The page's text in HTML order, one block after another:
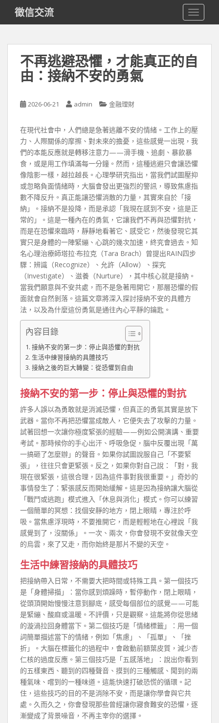
i
徵信交流
不再逃避恐懼，才能真正的自
由：接納不安的勇氣
2026-06-21 admin 金融理財
在現代社會中，人們總是急著逃離不安的情緒。工作上的壓
力、人際關係的摩擦、對未來的擔憂，這些感覺一出現，我
們的本能反應就是轉移注意力——滑手機、追劇、暴飲暴
食，或是用工作填滿每一分鐘。然而，這種逃避只會讓恐懼
像陰影一樣，越拉越長。心理學研究指出，當我們試圖壓抑
或忽略負面情緒時，大腦會發出更強烈的警訊，導致焦慮指
數不降反升。真正能讓恐懼消散的力量，其實來自於「接
納」。接納不是投降，而是承認「我現在感到不安，這是正
常的」。這是一種內在的勇氣，它讓我們不再與恐懼對抗，
而是在恐懼來臨時，靜靜地看著它、感受它，然後發現它其
實只是身體的一陣緊繃、心跳的幾次加速，終究會過去。知
名心理治療師塔拉·布拉克（Tara Brach）曾提出RAIN四步
驟：辨識（Recognize）、允許（Allow）、探究
（Investigate）、滋養（Nurture），其中核心就是接納。
當我們願意與不安共處，而不是急著甩開它，那層恐懼的假
面就會自然剝落。這篇文章將深入探討接納不安的具體方
法，以及為什麼這份勇氣是通往內心平靜的鑰匙。
內容目錄
接納不安的第一步：停止與恐懼的對抗
生活中練習接納的具體技巧
接納之後的巨大轉變：從恐懼到自由
接納不安的第一步：停止與恐懼的對抗
許多人誤以為勇敢就是消滅恐懼，但真正的勇氣其實是放下
武器。當你不再把恐懼當成敵人，它便失去了攻擊的力量。
試著回想一次讓你極度緊張的經驗——例如公開演講、重要
考試。那時候你的手心出汗、呼吸急促，腦中反覆出現「萬
一搞砸了怎麼辦」的聲音。如果你試圖說服自己「不要緊
張」，往往只會更緊張。反之，如果你對自己說：「對，我
現在很緊張，這很合理，因為這件事對我很重要。」奇妙的
事情發生了：緊張感反而開始緩解。這是因為接納讓大腦從
「戰鬥或逃跑」模式進入「休息與消化」模式。你可以練習
一個簡單的冥想：找個安靜的地方，閉上眼睛，專注於呼
吸。當焦慮浮現時，不要推開它，而是輕輕地在心裡說「我
感覺到了，沒關係」。一次、兩次，你會發現不安就像天空
的烏雲，來了又走，而你始終是那片不變的天空。
生活中練習接納的具體技巧
把接納帶入日常，不需要大把時間或特殊工具。第一個技巧
是「身體掃描」：當你感到煩躁時，暫停動作，閉上眼睛，
從頭頂開始慢慢注意到腳底，感受每個部位的感覺——可能
是緊繃、酸麻或溫暖。不評價，只是觀察。這能將你從思緒
的漩渦拉回身體當下。第二個技巧是「情緒標籤」：用一個
詞簡單描述當下的情緒，例如「焦慮」、「孤單」、「挫
折」。大腦在標籤化的過程中，會啟動前額葉皮質，減少杏
仁核的過度反應。第三個技巧是「五感落地」：說出你看到
的五樣東西、聽到的四種聲音、摸到的三種觸感、聞到的兩
種氣味、嚐到的一種味道。這能快速打破恐慌的循環。記
住，這些技巧的目的不是消除不安，而是讓你學會與它共
處。久而久之，你會發現那些曾經讓你寢食難安的恐懼，逐
漸變成了背景噪音，不再主宰你的選擇。